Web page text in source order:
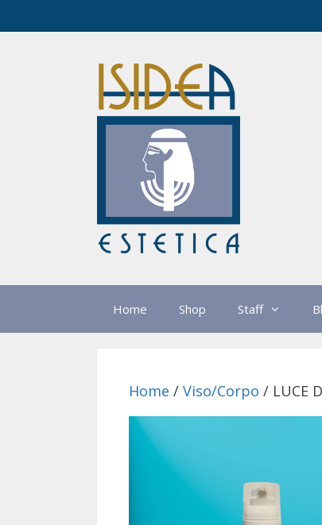
al
Home Shop Staff
Home / Viso/Corpo / LUCE